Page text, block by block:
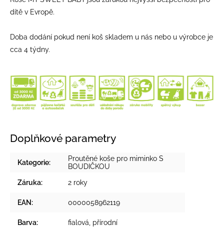
dítě v Evropě.
Doba dodání pokud není koš skladem u nás nebo u výrobce je
cca 4 týdny.
Doplňkové parametry
Kategorie:
Proutěné koše pro miminko S
BOUDIČKOU
Záruka: 2 roky
EAN : 0000058962119
Barva: fialová, přírodní